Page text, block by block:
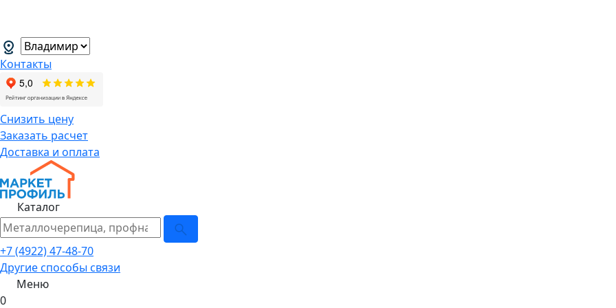
Контакты
Снизить цену
Заказать расчет
Доставка и оплата
Каталог
+7 (4922) 47-48-70
Другие способы связи
Меню
0